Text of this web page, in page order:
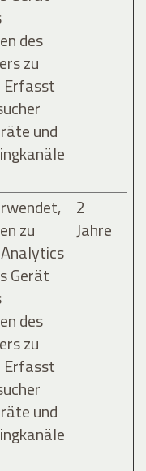
des
zu
Erfasst
und
zu
Gerät
des
zu
Erfasst
und
2
Jahre